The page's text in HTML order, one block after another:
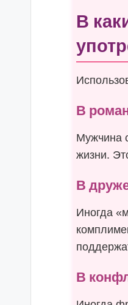
В
В
Мужчина
жизни.
В
Иногда
В